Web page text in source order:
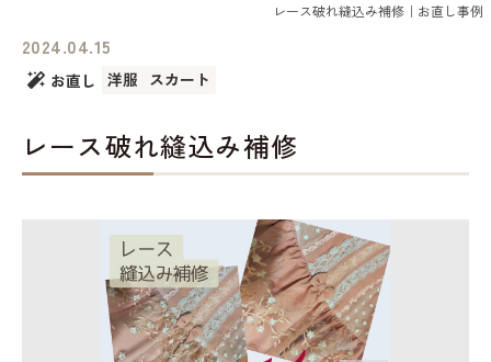
レース破れ縫込み補修｜お直し事例
お直し 洋服 スカート
2024.04.15
レース破れ縫込み補修